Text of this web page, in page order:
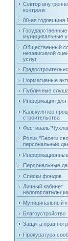
Сектор
контроля
80-ая годовщина
Государственные
муниципальные
Общественный
независимой
услуг
Нормативные
Публичные
Информация для
Калькулятор
строительства
Ролик "Береги
персональные
Персональные
Списки фондов
Личный кабинет
Муниципальный
Благоустройство
Защита прав
Прокуратура